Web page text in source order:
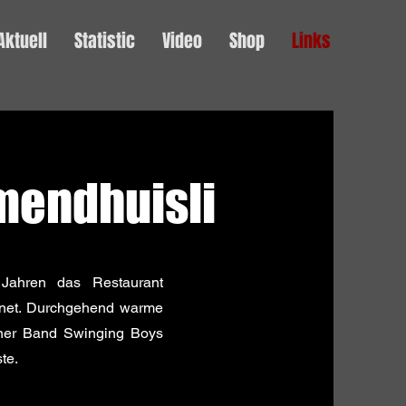
Statistic Video Shop Links
das Restaurant
Durchgehend warme
Band Swinging Boys